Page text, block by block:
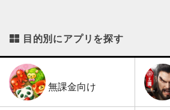
目的別にアプリを探す
無課金向け